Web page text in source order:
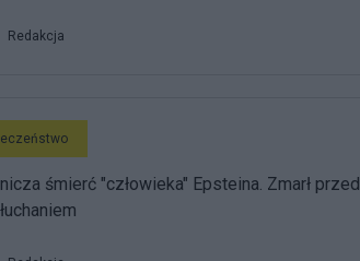
Redakcja
śmierć "człowieka" Epsteina. Zmarł przed